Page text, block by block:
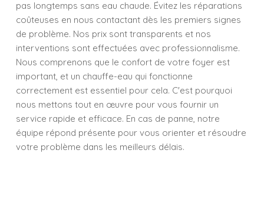
pas longtemps sans eau chaude. Évitez les réparations
coûteuses en nous contactant dès les premiers signes
de problème. Nos prix sont transparents et nos
interventions sont effectuées avec professionnalisme.
Nous comprenons que le confort de votre foyer est
important, et un chauffe-eau qui fonctionne
correctement est essentiel pour cela. C'est pourquoi
nous mettons tout en œuvre pour vous fournir un
service rapide et efficace. En cas de panne, notre
équipe répond présente pour vous orienter et résoudre
votre problème dans les meilleurs délais.